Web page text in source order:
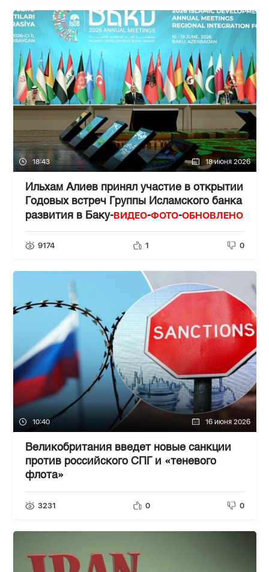
18:43 18 июня 2026
Ильхам Алиев принял участие в открытии
Годовых встреч Группы Исламского банка
развития в Баку-ВИДЕО-ФОТО-ОБНОВЛЕНО
9174 1 0
10:40 16 июня 2026
Великобритания введет новые санкции
против российского СПГ и «теневого
флота»
3231 0 0